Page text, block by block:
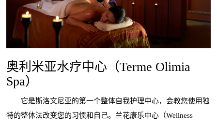
奥利米亚水疗中心（Terme Olimia
Spa）
它是斯洛文尼亚的第一个整体自我护理中心，会教您使用独
特的整体法改变您的习惯和自己。兰花康乐中心（Wellness